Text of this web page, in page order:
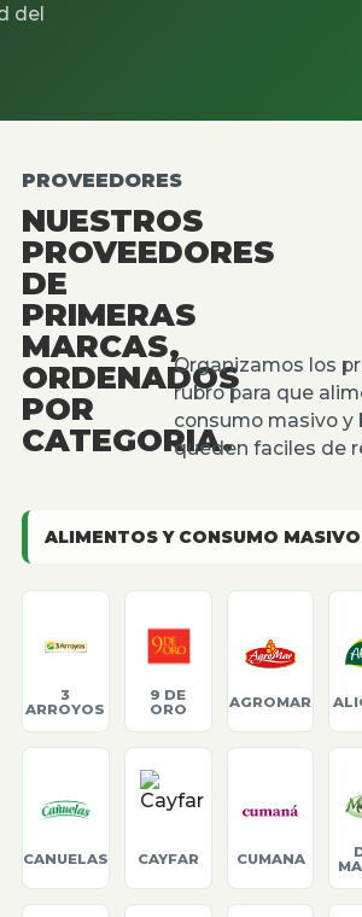
del
PROVEEDORES
NUESTROS
PROVEEDORES
DE
PRIMERAS
MARCAS,
ORDENADOS
POR
CATEGORIA.
Organizamos los
rubro para que
consumo masivo y
queden faciles de
ALIMENTOS Y CONSUMO MASIVO
3
ARROYOS
9 DE
ORO
AGROMAR
CANUELAS CAYFAR CUMANA